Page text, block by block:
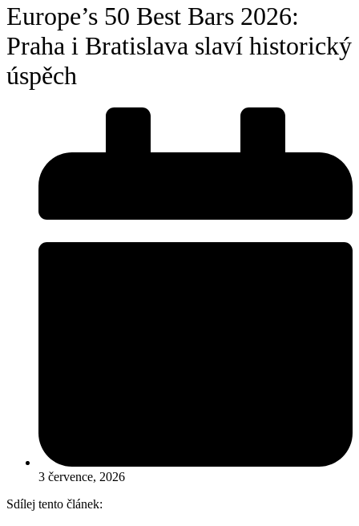
Europe’s 50 Best Bars 2026:
Praha i Bratislava slaví historický
úspěch
3 července, 2026
Sdílej tento článek: